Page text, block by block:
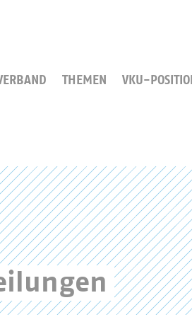
THEMEN VKU-